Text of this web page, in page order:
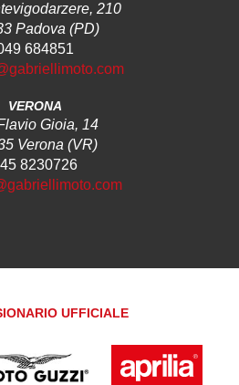
210
Padova (PD)
684851
VERONA
Gioia, 14
Verona (VR)
8230726
UFFICIALE